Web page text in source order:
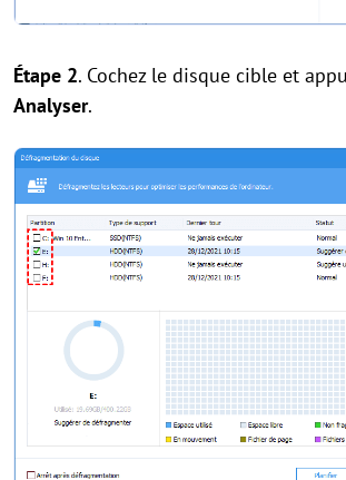
Étape 2. Cochez le disque cible et
Analyser.